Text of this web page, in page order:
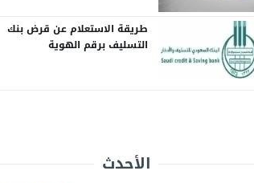
طريقة الاستعلام عن قرض بنك
التسليف برقم الهوية
الأحدث